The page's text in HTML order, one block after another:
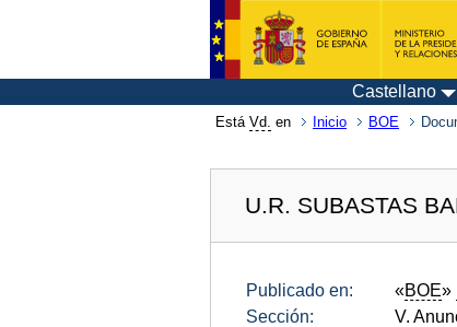
Castellano
Está Vd. en Inicio BOE
U.R. SUBASTAS
Publicado en: «BOE»
Sección:
V.